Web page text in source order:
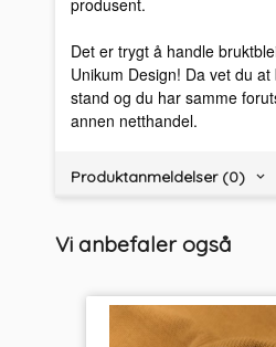
Det er trygt å handle
Unikum Design! Da vet du
stand og du har samme
annen netthandel.
Produktanmeldelser (0)
Vi anbefaler også